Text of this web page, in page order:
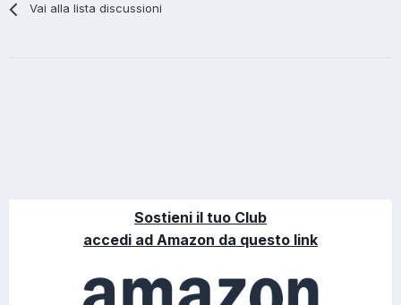
Vai alla lista discussioni
Sostieni il tuo Club
accedi ad Amazon da questo link